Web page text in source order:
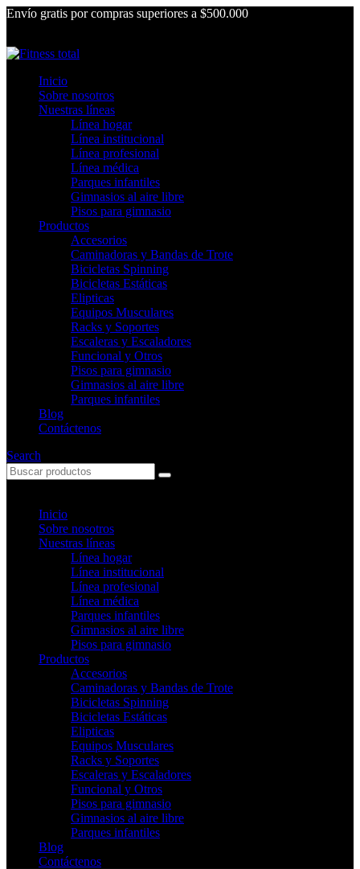
Envío gratis por compras superiores a $500.000
Inicio
Sobre nosotros
Nuestras líneas
Línea hogar
Línea institucional
Línea profesional
Línea médica
Parques infantiles
Gimnasios al aire libre
Pisos para gimnasio
Productos
Accesorios
Caminadoras y Bandas de Trote
Bicicletas Spinning
Bicicletas Estáticas
Elipticas
Equipos Musculares
Racks y Soportes
Escaleras y Escaladores
Funcional y Otros
Pisos para gimnasio
Gimnasios al aire libre
Parques infantiles
Blog
Contáctenos
Search
Inicio
Sobre nosotros
Nuestras líneas
Línea hogar
Línea institucional
Línea profesional
Línea médica
Parques infantiles
Gimnasios al aire libre
Pisos para gimnasio
Productos
Accesorios
Caminadoras y Bandas de Trote
Bicicletas Spinning
Bicicletas Estáticas
Elipticas
Equipos Musculares
Racks y Soportes
Escaleras y Escaladores
Funcional y Otros
Pisos para gimnasio
Gimnasios al aire libre
Parques infantiles
Blog
Contáctenos